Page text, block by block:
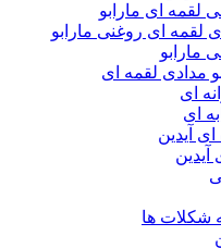
لقمه ای مارابو
لقمه ای روغنی مارابو
مارابو
مدادی لقمه ای
ای
ای
آیدین
آیدین
شکلات ها